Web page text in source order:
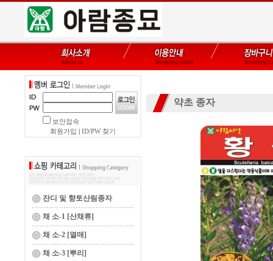
보안접속
회원가입
ID/PW 찾기
잔디 및 향토산림종자
채 소-1 [산채류]
채 소-2 [열매]
채 소-3 [뿌리]
약초 종자